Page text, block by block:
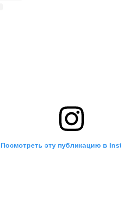
Посмотреть эту публикацию в